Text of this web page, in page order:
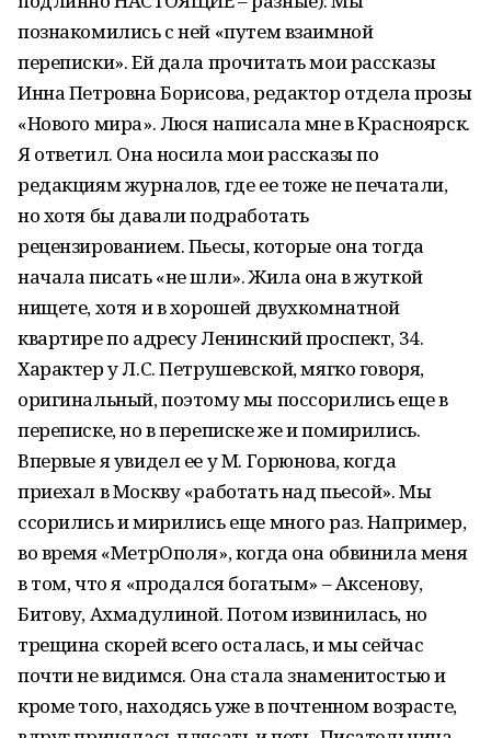
познакомились с ней «путем взаимной
переписки». Ей дала прочитать мои рассказы
Инна Петровна Борисова, редактор отдела прозы
«Нового мира». Люся написала мне в Красноярск.
Я ответил. Она носила мои рассказы по
редакциям журналов, где ее тоже не печатали,
но хотя бы давали подработать
рецензированием. Пьесы, которые она тогда
начала писать «не шли». Жила она в жуткой
нищете, хотя и в хорошей двухкомнатной
квартире по адресу Ленинский проспект, 34.
Характер у Л.С. Петрушевской, мягко говоря,
оригинальный, поэтому мы поссорились еще в
переписке, но в переписке же и помирились.
Впервые я увидел ее у М. Горюнова, когда
приехал в Москву «работать над пьесой». Мы
ссорились и мирились еще много раз. Например,
во время «МетрОполя», когда она обвинила меня
в том, что я «продался богатым» – Аксенову,
Битову, Ахмадулиной. Потом извинилась, но
трещина скорей всего осталась, и мы сейчас
почти не видимся. Она стала знаменитостью и
кроме того, находясь уже в почтенном возрасте,